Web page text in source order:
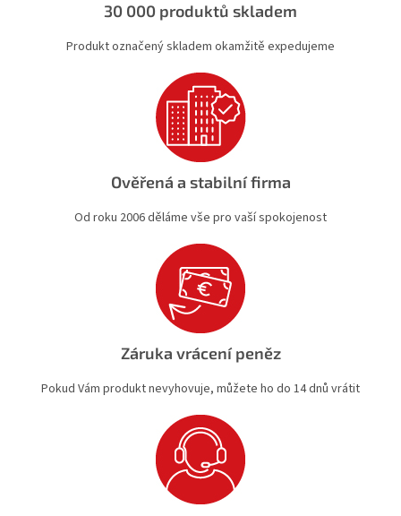
y
ý
i
s
u
30 000 produktů skladem
Produkt označený skladem okamžitě expedujeme
Ověřená a stabilní firma
Od roku 2006 děláme vše pro vaší spokojenost
Záruka vrácení peněz
Pokud Vám produkt nevyhovuje, můžete ho do 14 dnů vrátit